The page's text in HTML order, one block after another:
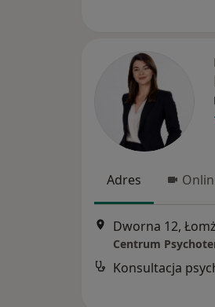
Adres
Dworna 12,
Centrum
Konsultacja